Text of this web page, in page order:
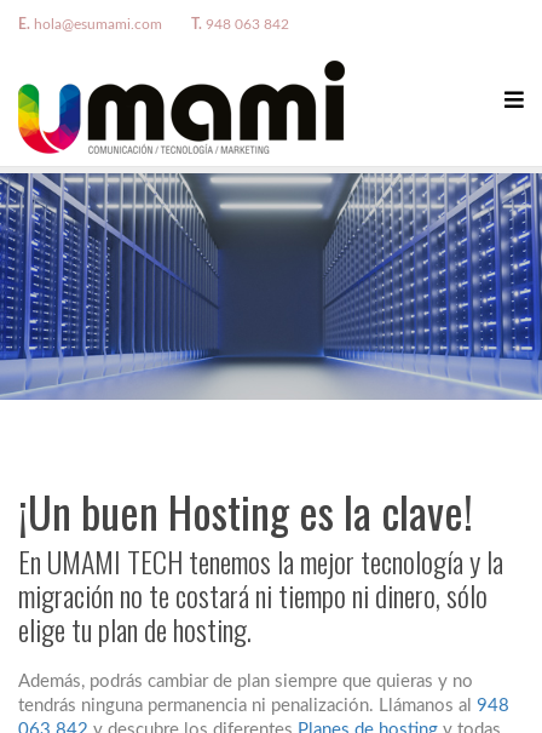
E. hola@esumami.com T. 948 063 842
¡Un buen Hosting es la clave!
En UMAMI TECH tenemos la mejor tecnología y la
migración no te costará ni tiempo ni dinero, sólo
elige tu plan de hosting.
Además, podrás cambiar de plan siempre que quieras y no
tendrás ninguna permanencia ni penalización. Llámanos al 948